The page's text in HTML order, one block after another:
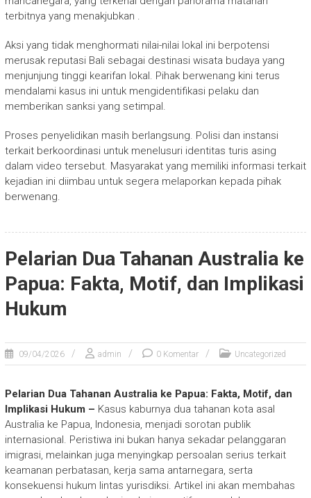
terbitnya yang menakjubkan .
Aksi yang tidak menghormati nilai-nilai lokal ini berpotensi
merusak reputasi Bali sebagai destinasi wisata budaya yang
menjunjung tinggi kearifan lokal. Pihak berwenang kini terus
mendalami kasus ini untuk mengidentifikasi pelaku dan
memberikan sanksi yang setimpal.
Proses penyelidikan masih berlangsung. Polisi dan instansi
terkait berkoordinasi untuk menelusuri identitas turis asing
dalam video tersebut. Masyarakat yang memiliki informasi terkait
kejadian ini diimbau untuk segera melaporkan kepada pihak
berwenang.
Pelarian Dua Tahanan Australia ke
Papua: Fakta, Motif, dan Implikasi
Hukum
09/04/2026 admin 0 Komentar Uncategorized
Pelarian Dua Tahanan Australia ke Papua: Fakta, Motif, dan
Implikasi Hukum – Kasus kaburnya dua tahanan kota asal
Australia ke Papua, Indonesia, menjadi sorotan publik
internasional. Peristiwa ini bukan hanya sekadar pelanggaran
imigrasi, melainkan juga menyingkap persoalan serius terkait
keamanan perbatasan, kerja sama antarnegara, serta
konsekuensi hukum lintas yurisdiksi. Artikel ini akan membahas